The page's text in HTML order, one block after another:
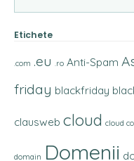
Etichete
.com .eu .ro Anti-Spam
friday blackfriday
clausweb cloud cloud
domain Domenii